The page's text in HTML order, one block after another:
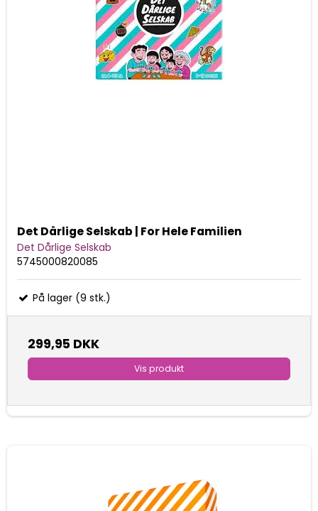
Det Dårlige Selskab | For Hele Familien
Det Dårlige Selskab
5745000820085
På lager (9 stk.)
299,95 DKK
Vis produkt